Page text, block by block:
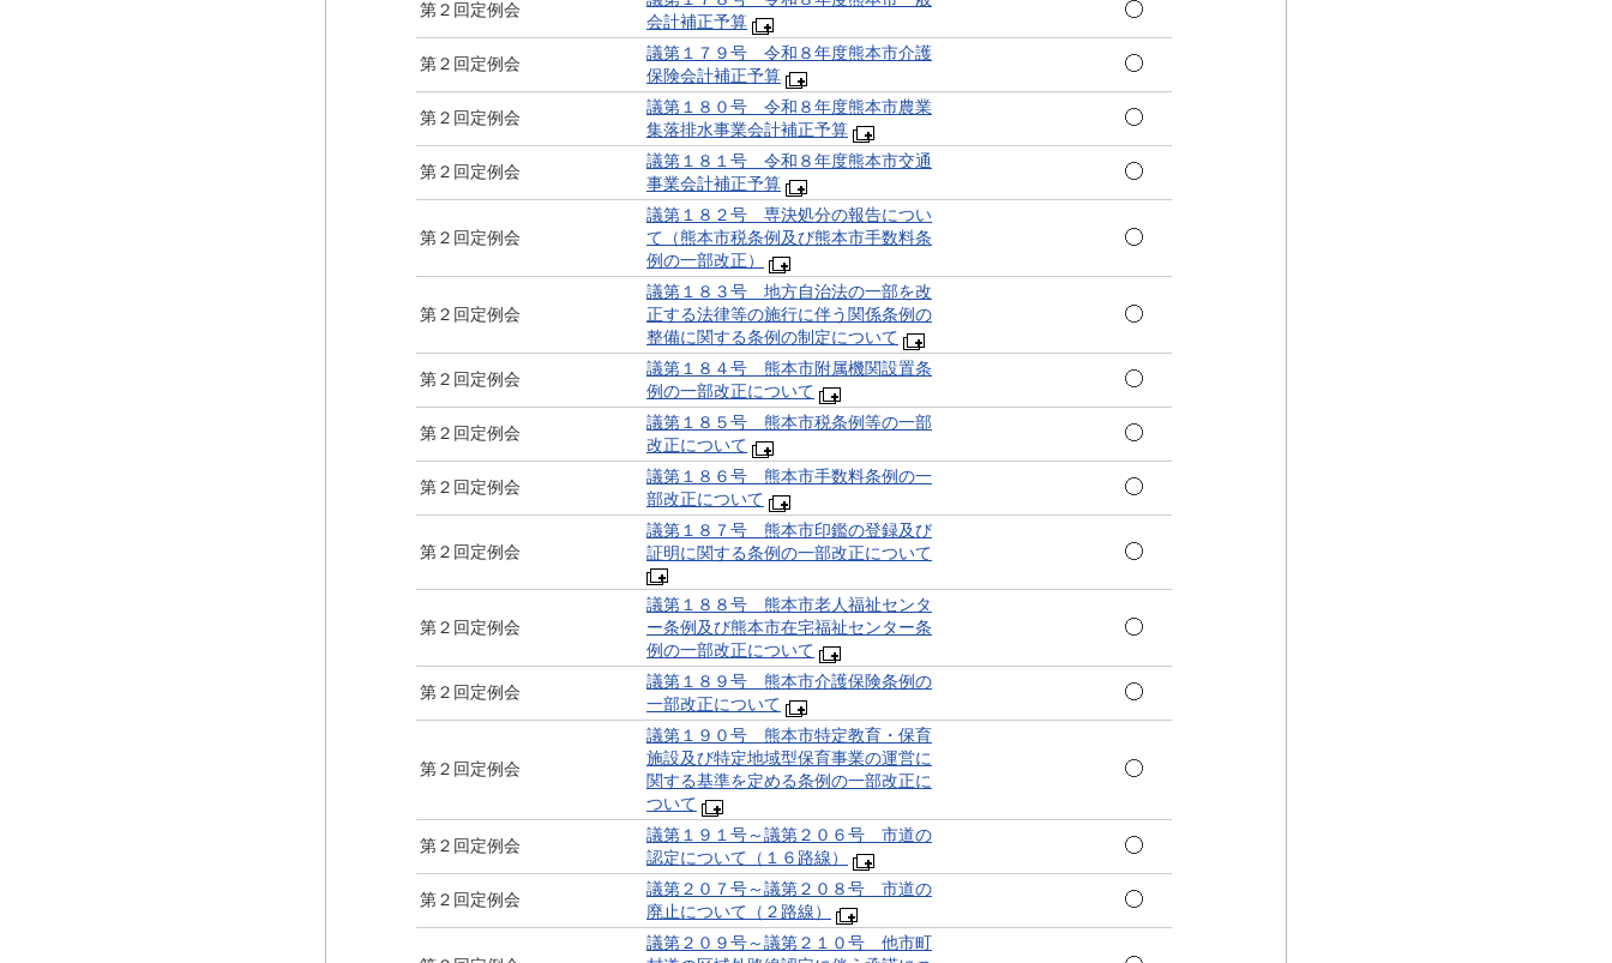
第２回定例会
会計補正予算
第２回定例会
議第１７９号 令和８年度熊本市介護
保険会計補正予算
第２回定例会
議第１８０号 令和８年度熊本市農業
集落排水事業会計補正予算
第２回定例会
議第１８１号 令和８年度熊本市交通
事業会計補正予算
第２回定例会
議第１８２号 専決処分の報告につい
て（熊本市税条例及び熊本市手数料条
例の一部改正）
第２回定例会
議第１８３号 地方自治法の一部を改
正する法律等の施行に伴う関係条例の
整備に関する条例の制定について
第２回定例会
議第１８４号 熊本市附属機関設置条
例の一部改正について
第２回定例会
議第１８５号 熊本市税条例等の一部
改正について
第２回定例会
議第１８６号 熊本市手数料条例の一
部改正について
第２回定例会
議第１８７号 熊本市印鑑の登録及び
証明に関する条例の一部改正について
第２回定例会
議第１８８号 熊本市老人福祉センタ
ー条例及び熊本市在宅福祉センター条
例の一部改正について
第２回定例会
議第１８９号 熊本市介護保険条例の
一部改正について
第２回定例会
議第１９０号 熊本市特定教育・保育
施設及び特定地域型保育事業の運営に
関する基準を定める条例の一部改正に
ついて
第２回定例会
議第１９１号～議第２０６号 市道の
認定について（１６路線）
第２回定例会
議第２０７号～議第２０８号 市道の
廃止について（２路線）
議第２０９号～議第２１０号 他市町